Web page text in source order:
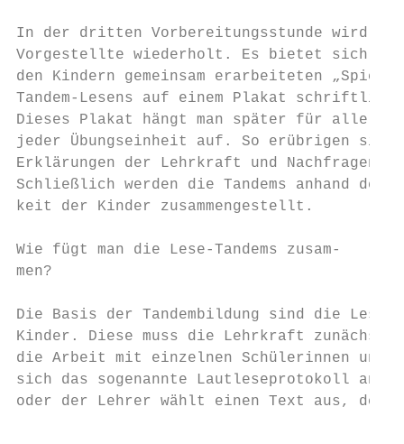
In der dritten Vorbereitungsstunde wird
Vorgestellte wiederholt. Es bietet sich an,
den Kindern gemeinsam erarbeiteten
Tandem-Lesens auf einem Plakat
Dieses Plakat hängt man später für alle
jeder Übungseinheit auf. So erübrigen
Erklärungen der Lehrkraft und
Schließlich werden die Tandems anhand
keit der Kinder zusammengestellt.
Wie fügt man die Lese-Tandems
men?
Die Basis der Tandembildung sind die
Kinder. Diese muss die Lehrkraft
die Arbeit mit einzelnen Schülerinnen und
sich das sogenannte Lautleseprotokoll an:
oder der Lehrer wählt einen Text aus, der